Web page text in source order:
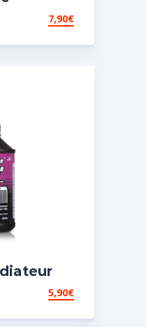
7,90€
5,90€